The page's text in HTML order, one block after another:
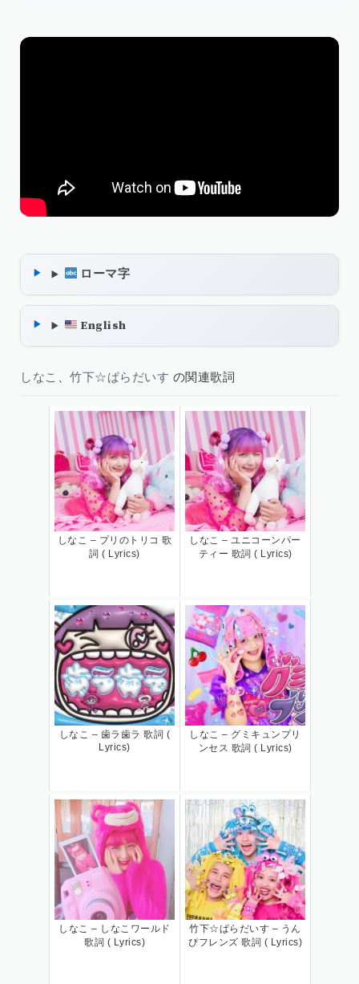
ローマ字
English
しなこ 、 竹下☆ぱらだいす の関連歌詞
しなこ – プリのトリコ 歌
詞 ( Lyrics)
しなこ – ユニコーンパー
ティー 歌詞 ( Lyrics)
しなこ – 歯ラ歯ラ 歌詞 (
Lyrics)
しなこ – グミキュンプリ
ンセス 歌詞 ( Lyrics)
しなこ – しなこワールド
歌詞 ( Lyrics)
竹下☆ぱらだいす – うん
ぴフレンズ 歌詞 ( Lyrics)